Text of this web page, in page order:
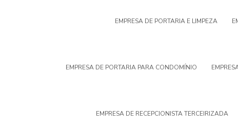
EMPRESA DE PORTARIA E LIMPEZA
EMPRESA DE PORTARIA PARA CONDOMÍNIO
EMPRESA DE RECEPCIONISTA TERCEIRIZADA